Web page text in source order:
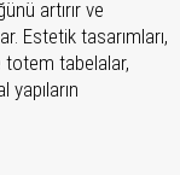
artırır ve
Estetik tasarımları,
totem tabelalar,